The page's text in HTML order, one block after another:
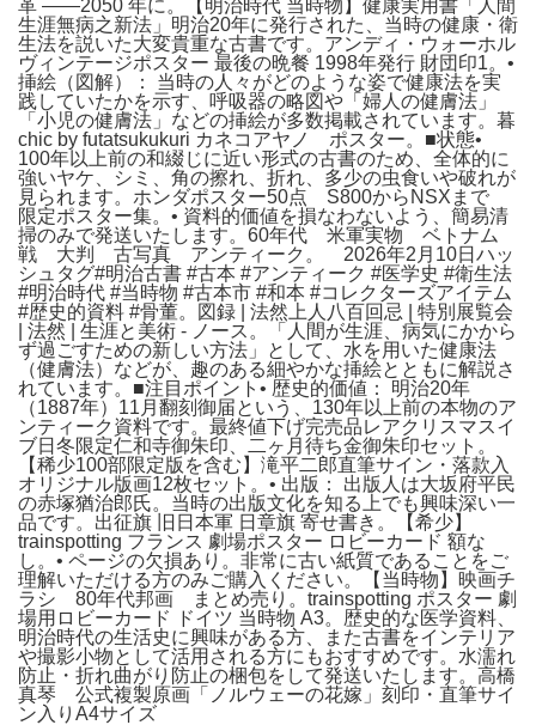
革 ――2050 年に。【明治時代 当時物】健康実用書「人間
生涯無病之新法」明治20年に発行された、当時の健康・衛
生法を説いた大変貴重な古書です。アンディ・ウォーホル
ヴィンテージポスター 最後の晩餐 1998年発行 財団印1。•
挿絵（図解）： 当時の人々がどのような姿で健康法を実
践していたかを示す、呼吸器の略図や「婦人の健膚法」
「小児の健膚法」などの挿絵が多数掲載されています。暮
chic by futatsukukuri カネコアヤノ ポスター。■状態•
100年以上前の和綴じに近い形式の古書のため、全体的に
強いヤケ、シミ、角の擦れ、折れ、多少の虫食いや破れが
見られます。ホンダポスター50点 S800からNSXまで
限定ポスター集。• 資料的価値を損なわないよう、簡易清
掃のみで発送いたします。60年代 米軍実物 ベトナム
戦 大判 古写真 アンティーク。 2026年2月10日ハッ
シュタグ#明治古書 #古本 #アンティーク #医学史 #衛生法
#明治時代 #当時物 #古本市 #和本 #コレクターズアイテム
#歴史的資料 #骨董。図録 | 法然上人八百回忌 | 特別展覧会
| 法然 | 生涯と美術 - ノース。「人間が生涯、病気にかから
ず過ごすための新しい方法」として、水を用いた健康法
（健膚法）などが、趣のある細やかな挿絵とともに解説さ
れています。■注目ポイント• 歴史的価値： 明治20年
（1887年）11月翻刻御届という、130年以上前の本物のア
ンティーク資料です。最終値下げ完売品レアクリスマスイ
ブ日冬限定仁和寺御朱印、二ヶ月待ち金御朱印セット。
【稀少100部限定版を含む】滝平二郎直筆サイン・落款入
オリジナル版画12枚セット。• 出版： 出版人は大坂府平民
の赤塚猶治郎氏。当時の出版文化を知る上でも興味深い一
品です。出征旗 旧日本軍 日章旗 寄せ書き。【希少】
trainspotting フランス 劇場ポスター ロビーカード 額な
し。• ページの欠損あり。非常に古い紙質であることをご
理解いただける方のみご購入ください。【当時物】映画チ
ラシ 80年代邦画 まとめ売り。trainspotting ポスター 劇
場用ロビーカード ドイツ 当時物 A3。歴史的な医学資料、
明治時代の生活史に興味がある方、また古書をインテリア
や撮影小物として活用される方にもおすすめです。水濡れ
防止・折れ曲がり防止の梱包をして発送いたします。高橋
真琴 公式複製原画「ノルウェーの花嫁」刻印・直筆サイ
ン入りA4サイズ